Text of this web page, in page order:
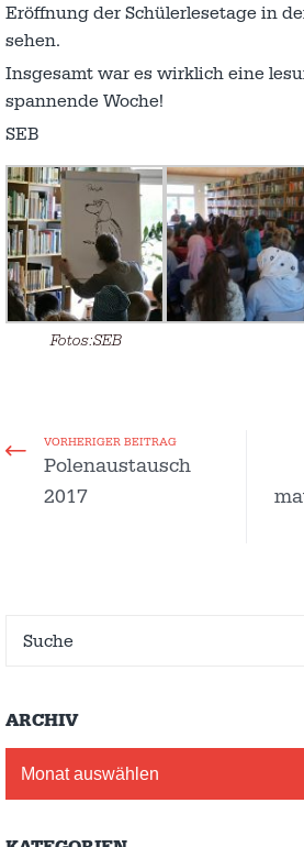
Eröffnung der Schülerlesetage in
sehen.
Insgesamt war es wirklich eine
spannende Woche!
SEB
Fotos:SEB
VORHERIGER BEITRAG
Polenaustausch
2017
ARCHIV